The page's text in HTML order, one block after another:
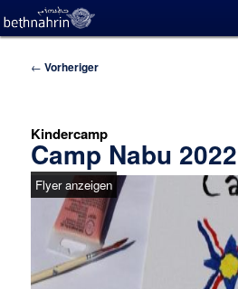
Beitragsnavigation
← Vorheriger
Kindercamp
Camp Nabu 2022
Flyer anzeigen